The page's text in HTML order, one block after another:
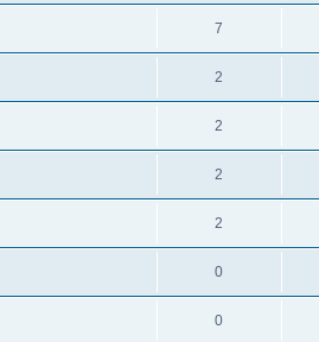
7
2
2
2
2
0
0